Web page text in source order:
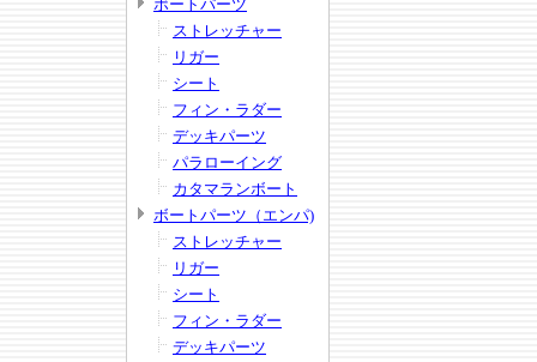
ボートパーツ
ストレッチャー
リガー
シート
フィン・ラダー
デッキパーツ
パラローイング
カタマランボート
ボートパーツ（エンパ)
ストレッチャー
リガー
シート
フィン・ラダー
デッキパーツ